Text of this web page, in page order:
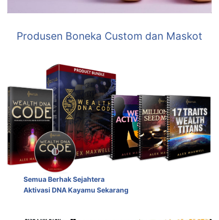
Produsen Boneka Custom dan Maskot
Semua Berhak Sejahtera
Aktivasi DNA Kayamu Sekarang